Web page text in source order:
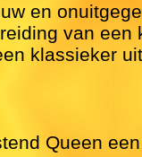
en
van een
klassieker
Queen